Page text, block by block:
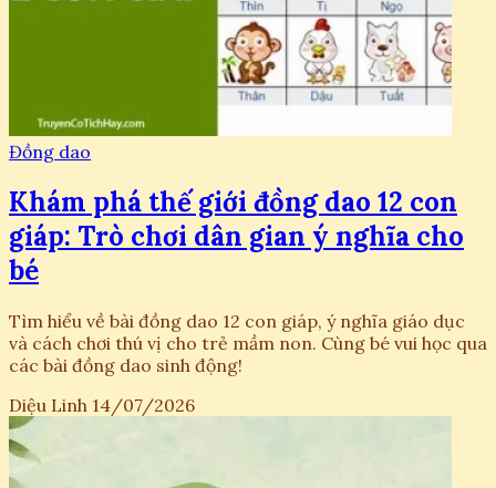
Đồng dao
Khám phá thế giới đồng dao 12 con
giáp: Trò chơi dân gian ý nghĩa cho
bé
Tìm hiểu về bài đồng dao 12 con giáp, ý nghĩa giáo dục
và cách chơi thú vị cho trẻ mầm non. Cùng bé vui học qua
các bài đồng dao sinh động!
Diệu Linh 14/07/2026